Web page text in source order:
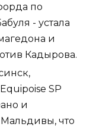
по
- устала
и
Кадырова.
SP
и
Мальдивы, что